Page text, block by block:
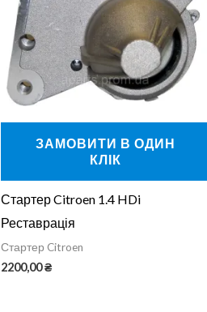
ЗАМОВИТИ В ОДИН
КЛІК
Стартер Citroen 1.4 HDi
Реставрація
Стартер Citroen
2200,00₴